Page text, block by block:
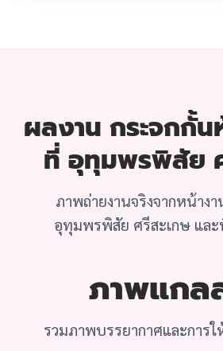
ผลงาน กระจกกั้น
ที่ อุทุมพรพิสัย
ภาพถ่ายงานจริงจากหน้าง
อุทุมพรพิสัย ศรีสะเกษ และ
ภาพแกล
รวมภาพบรรยากาศและการใ